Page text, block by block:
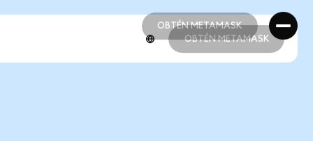
OBTÉN METAMASK
OBTÉN METAMASK
OBTÉN METAMASK